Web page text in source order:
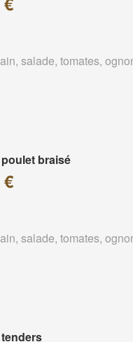
salade, tomates,
braisé
salade, tomates,